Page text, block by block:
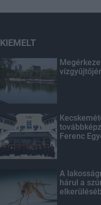
KIEMELT
Ferenc
A
hárul a